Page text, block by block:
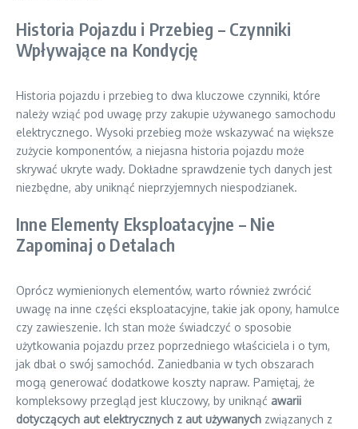
Historia Pojazdu i Przebieg – Czynniki
Wpływające na Kondycję
Historia pojazdu i przebieg to dwa kluczowe czynniki, które
należy wziąć pod uwagę przy zakupie używanego samochodu
elektrycznego. Wysoki przebieg może wskazywać na większe
zużycie komponentów, a niejasna historia pojazdu może
skrywać ukryte wady. Dokładne sprawdzenie tych danych jest
niezbędne, aby uniknąć nieprzyjemnych niespodzianek.
Inne Elementy Eksploatacyjne – Nie
Zapominaj o Detalach
Oprócz wymienionych elementów, warto również zwrócić
uwagę na inne części eksploatacyjne, takie jak opony, hamulce
czy zawieszenie. Ich stan może świadczyć o sposobie
użytkowania pojazdu przez poprzedniego właściciela i o tym,
jak dbał o swój samochód. Zaniedbania w tych obszarach
mogą generować dodatkowe koszty napraw. Pamiętaj, że
kompleksowy przegląd jest kluczowy, by uniknąć awarii
dotyczących aut elektrycznych z aut używanych związanych z